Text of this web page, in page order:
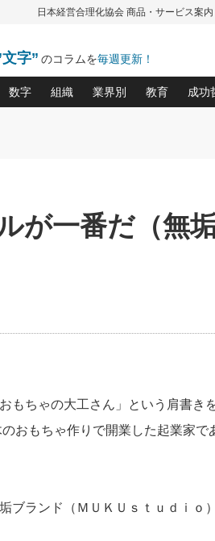
日本経営合理化協会 商品・サービス案内
文字” のコラムを毎週更新！
2026.08.5
、知っておきたい、やってお
チの『経営戦略の新常識』(12)
いと思われる「一流の仕事術」(28)
組織を動かす(200)
ン実現道場(10)
今月のヒット商品」(109)
数字
おカネが残る決算書にするために、や
会社を守り抜くための緊急対策(100)
強い決算書の会社はココが違う！(36)
組織
職場の生産性を下げるハラス
賃金決定の定石(68)
顧客・社員・社会から支持さ
業界別
大久保一彦の“流行る
柿内幸夫─社長のため
教育
あなただ
クレーム
クレーム対
デキル社
東川鷹年
行動科学マ
成功
中
令
先
渡
経
が一番だ（無
もちゃの大工さん」という肩書き
おもちゃ作りで開業した起業家で
ブランド（ＭＵＫＵｓｔｕｄｉｏ